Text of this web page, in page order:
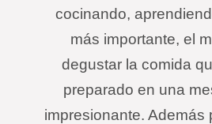
cocinando,
más importante, el
degustar la comida
preparado en una
impresionante. Además